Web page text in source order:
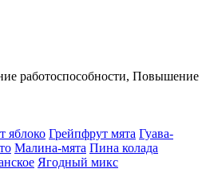
работоспособности, Повышение
яблоко Грейпфрут мята Гуава-
Малина-мята Пина колада
Ягодный микс